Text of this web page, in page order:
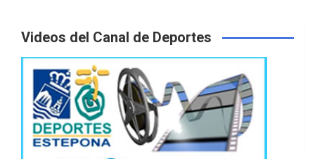
Videos del Canal de Deportes